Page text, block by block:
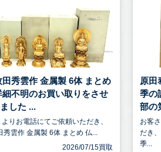
田秀雲作 金属製 6体 まとめ
細不明のお買い取りをさせ
した ...
りお電話にてご依頼いただき、
秀雲作 金属製 6体 まとめ 仏...
2026/07/15買取
原田
季の
部の
お客
だき
季...